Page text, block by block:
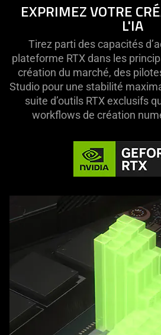
EXPRIMEZ VOTRE
L'IA
Tirez parti des capacités
plateforme RTX dans les
création du marché, des
Studio pour une stabilité
suite d’outils RTX exclusifs
workflows de création